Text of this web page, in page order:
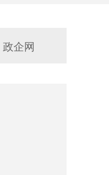
政企网